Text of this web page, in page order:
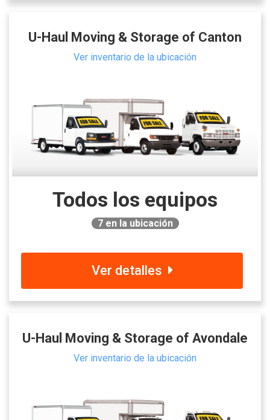
U-Haul Moving & Storage of Canton
Ver inventario de la ubicación
Todos los equipos
7en la ubicación
Ver detalles
U-Haul Moving & Storage of Avondale
Ver inventario de la ubicación